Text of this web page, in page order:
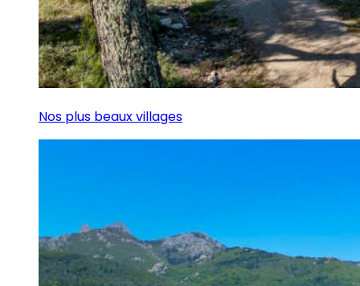
Nos plus beaux villages